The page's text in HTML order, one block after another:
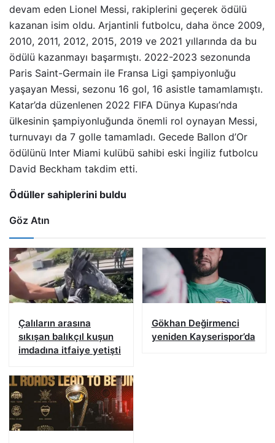
devam eden Lionel Messi, rakiplerini geçerek ödülü
kazanan isim oldu. Arjantinli futbolcu, daha önce 2009,
2010, 2011, 2012, 2015, 2019 ve 2021 yıllarında da bu
ödülü kazanmayı başarmıştı. 2022-2023 sezonunda
Paris Saint-Germain ile Fransa Ligi şampiyonluğu
yaşayan Messi, sezonu 16 gol, 16 asistle tamamlamıştı.
Katar’da düzenlenen 2022 FIFA Dünya Kupası’nda
ülkesinin şampiyonluğunda önemli rol oynayan Messi,
turnuvayı da 7 golle tamamladı. Gecede Ballon d’Or
ödülünü Inter Miami kulübü sahibi eski İngiliz futbolcu
David Beckham takdim etti.
Ödüller sahiplerini buldu
Göz Atın
Çalıların arasına
sıkışan balıkçıl kuşun
imdadına itfaiye yetişti
Gökhan Değirmenci
yeniden Kayserispor’da